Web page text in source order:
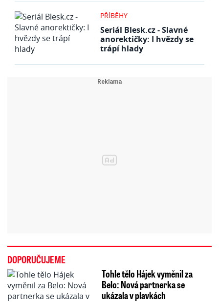
PŘÍBĚHY
Seriál Blesk.cz - Slavné
anorektičky: I hvězdy se
trápí hlady
DOPORUČUJEME
Tohle tělo Hájek vyměnil za
Belo: Nová partnerka se
ukázala v plavkách